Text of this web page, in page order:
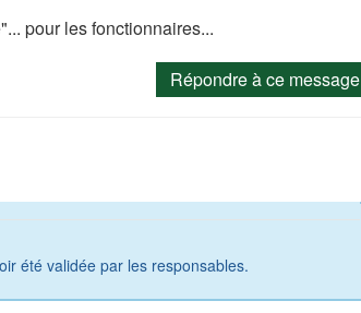
pour les fonctionnaires...
Répondre à ce message
été validée par les responsables.